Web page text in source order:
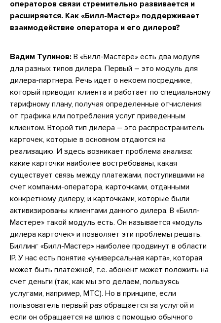
операторов связи стремительно развивается и
расширяется. Как «Билл-Мастер» поддерживает
взаимодействие оператора и его дилеров?
Вадим Тулинов: В «Билл-Мастере» есть два модуля
для разных типов дилера. Первый – это модуль для
дилера-партнера. Речь идет о некоем посреднике,
который приводит клиента и работает по специальному
тарифному плану, получая определенные отчисления
от трафика или потребления услуг приведенным
клиентом. Второй тип дилера – это распространитель
карточек, которые в основном отдаются на
реализацию. И здесь возникает проблема анализа:
какие карточки наиболее востребованы, какая
существует связь между платежами, поступившими на
счет компании-оператора, карточками, отданными
конкретному дилеру, и карточками, которые были
активизированы клиентами данного дилера. В «Билл-
Мастере» такой модуль есть. Он называется «модуль
дилера карточек» и позволяет эти проблемы решать.
Биллинг «Билл-Мастер» наиболее продвинут в области
IP. У нас есть понятие «универсальная карта», которая
может быть платежной, т.е. абонент может положить на
счет деньги (так, как мы это делаем, пользуясь
услугами, например, МТС). Но в принципе, если
пользователь первый раз обращается за услугой и
если он обращается на шлюз с помощью обычного